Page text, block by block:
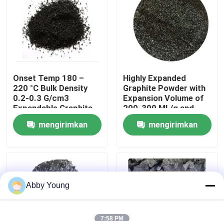
Tur Pabrik
Kontrol kualitas
Hubungi kami
Berita
Bahan Baku Grafit
Grafit Serpihan Alami
Onset Temp 180 –
220 °C Bulk Density
0.2-0.3 G/cm3
Expandable Graphite
Powder for
Performancemengirimkan
Highly Expanded
Graphite Powder with
Expansion Volume of
200-300 ML/g and
Volatile Content ≤4%
mengirimkan
Abby Young
7:58 PM